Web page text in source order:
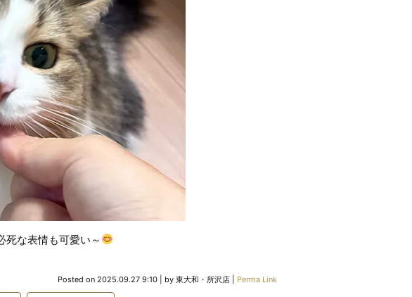
死な表情も可愛い～
Posted on 2025.09.27 9:10 by 東大和・所沢店 Perma Link